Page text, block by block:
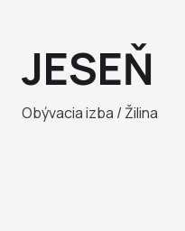
JESEŇ
Obývacia izba / Žilina